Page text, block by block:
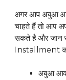
अगर आप अबुआ
चाहते हैं तो आप
सकते है और जान
Installment की
अबुआ